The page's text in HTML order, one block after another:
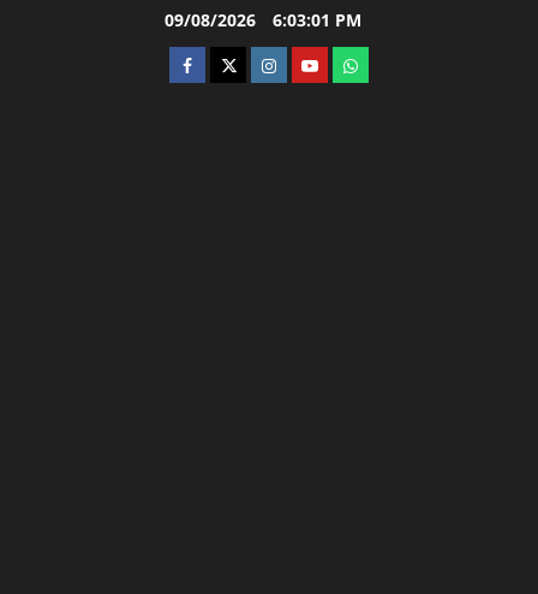
09/08/2026 6:03:02 PM
facebooktwitterinstagram.com
youtubewhatsapp